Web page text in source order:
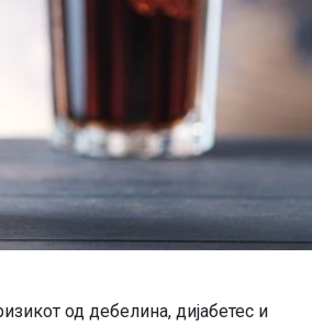
од дебелина, дијабетес и